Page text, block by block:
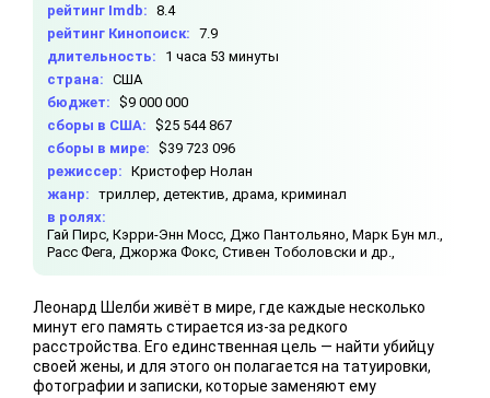
рейтинг Imdb: 8.4
рейтинг Кинопоиск: 7.9
длительность:
1 часа 53 минуты
страна: США
бюджет: $9 000 000
сборы в США: $25 544 867
сборы в мире: $39 723 096
режиссер: Кристофер Нолан
жанр: триллер, детектив, драма, криминал
в ролях:
Гай Пирс, Кэрри-Энн Мосс, Джо Пантольяно, Марк Бун мл.,
Расс Фега, Джоржа Фокс, Стивен Тоболовски и др.,
Леонард Шелби живёт в мире, где каждые несколько
минут его память стирается из-за редкого
расстройства. Его единственная цель — найти убийцу
своей жены, и для этого он полагается на татуировки,
фотографии и записки, которые заменяют ему